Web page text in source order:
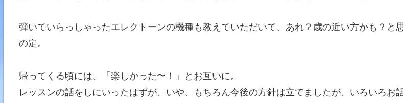
弾いていらっしゃったエレクトーンの機種も教えていただいて、あれ？歳の近い方かも？と
の定。
帰ってくる頃には、「楽しかった〜！」とお互いに。
レッスンの話をしにいったはずが、いや、もちろん今後の方針は立てましたが、いろいろお